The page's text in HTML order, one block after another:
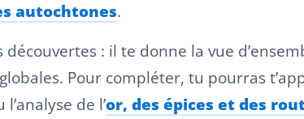
autochtones.
: il te donne la vue
Pour compléter, tu pourras
l’analyse de l’or, des épices et des